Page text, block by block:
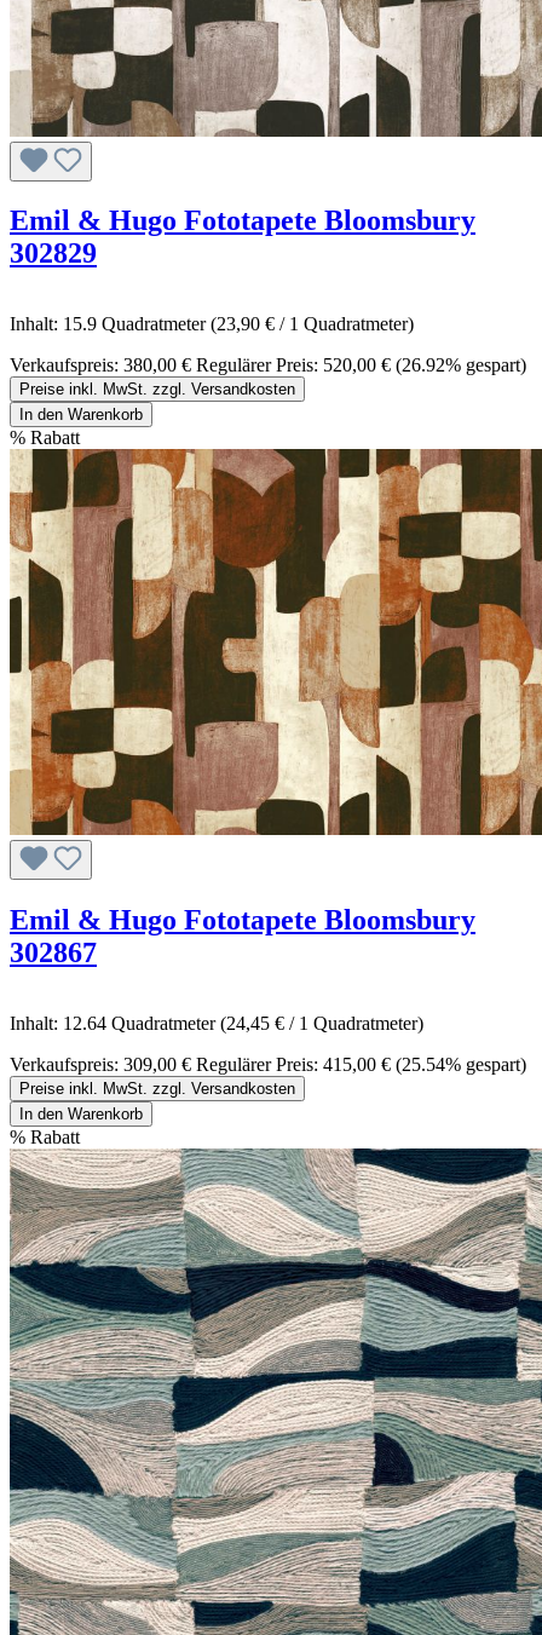
Emil & Hugo Fototapete Bloomsbury
302829
Inhalt: 15.9 Quadratmeter(23,90 € / 1 Quadratmeter)
Verkaufspreis: 380,00 € Regulärer Preis: 520,00 € (26.92% gespart)
Preise inkl. MwSt. zzgl. Versandkosten
In den Warenkorb
% Rabatt
Emil & Hugo Fototapete Bloomsbury
302867
Inhalt: 12.64 Quadratmeter(24,45 € / 1 Quadratmeter)
Verkaufspreis: 309,00 € Regulärer Preis: 415,00 € (25.54% gespart)
Preise inkl. MwSt. zzgl. Versandkosten
In den Warenkorb
% Rabatt